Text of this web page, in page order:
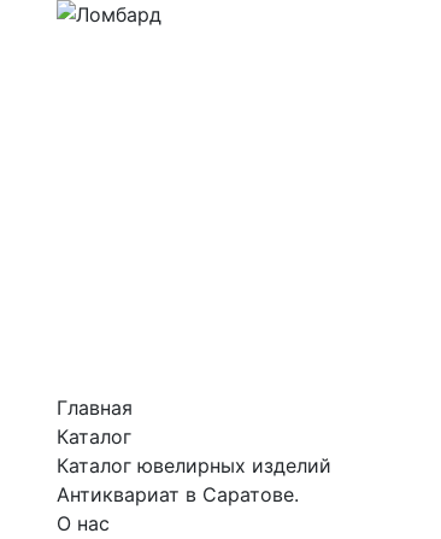
Главная
Каталог
Каталог ювелирных изделий
Антиквариат в Саратове.
О нас